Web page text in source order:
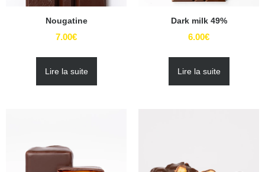
Nougatine
7.00€
Lire la suite
Dark milk 49%
6.00€
Lire la suite